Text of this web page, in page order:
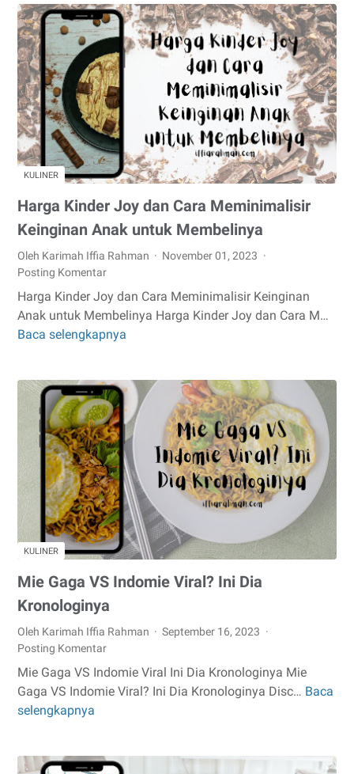
Tingkatkan
Produktivitas
Kerja
KULINER
Harga Kinder Joy dan Cara Meminimalisir
Keinginan Anak untuk Membelinya
Oleh Karimah Iffia Rahman
November 01, 2023
Posting Komentar
Harga Kinder Joy dan Cara Meminimalisir Keinginan
Anak untuk Membelinya Harga Kinder Joy dan Cara M…
Baca selengkapnya
dan
Cara
Meminimalisir
Keinginan
Anak
untuk
Membelinya
KULINER
Mie Gaga VS Indomie Viral? Ini Dia
Kronologinya
Oleh Karimah Iffia Rahman
September 16, 2023
Posting Komentar
Mie Gaga VS Indomie Viral Ini Dia Kronologinya Mie
Gaga VS Indomie Viral? Ini Dia Kronologinya Disc… Baca
selengkapnya
Mie
Viral?